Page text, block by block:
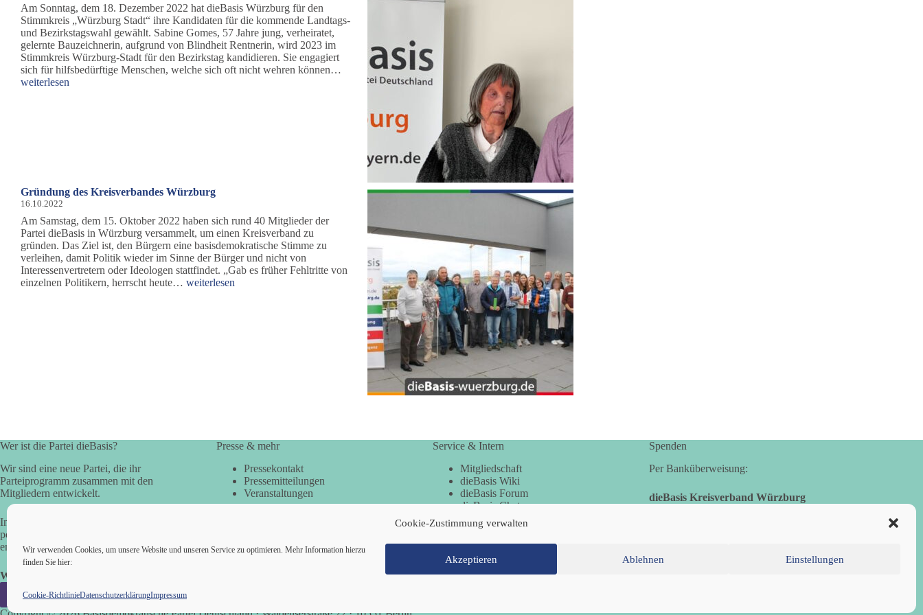
Cookie-Zustimmung verwalten
Wir verwenden Cookies, um unsere Website und unseren Service zu optimieren. Mehr Information hierzu
finden Sie hier:
Akzeptieren Ablehnen Einstellungen
Cookie-RichtlinieDatenschutzerklärungImpressum
Am Sonntag, dem 18. Dezember 2022 hat dieBasis Würzburg für den
Stimmkreis „Würzburg Stadt“ ihre Kandidaten für die kommende Landtags-
und Bezirkstagswahl gewählt. Sabine Gomes, 57 Jahre jung, verheiratet,
gelernte Bauzeichnerin, aufgrund von Blindheit Rentnerin, wird 2023 im
Stimmkreis Würzburg-Stadt für den Bezirkstag kandidieren. Sie engagiert
sich für hilfsbedürftige Menschen, welche sich oft nicht wehren können…
dieBasis
Würzburg-
Landtags-
Bezirkstagskandidaten
weiterlesen
Gründung des Kreisverbandes Würzburg
16.10.2022
Am Samstag, dem 15. Oktober 2022 haben sich rund 40 Mitglieder der
Partei dieBasis in Würzburg versammelt, um einen Kreisverband zu
gründen. Das Ziel ist, den Bürgern eine basisdemokratische Stimme zu
verleihen, damit Politik wieder im Sinne der Bürger und nicht von
Interessenvertretern oder Ideologen stattfindet. „Gab es früher Fehltritte von
einzelnen Politikern, herrscht heute…Gründung
weiterlesen
Wer ist die Partei dieBasis?
Wir sind eine neue Partei, die ihr
Parteiprogramm zusammen mit den
Mitgliedern entwickelt.
In der Basisdemokratie werden die
politischen Fragen direkt vom Volk
entschieden.
Wir alle sind die Basis!
Presse & mehr
Pressekontakt
Pressemitteilungen
Veranstaltungen
Service & Intern
Mitgliedschaft
dieBasis Wiki
dieBasis Forum
dieBasis Chat
dieBasis Merchandising
Cookie-Zustimmung
Spenden
Per Banküberweisung:
dieBasis Kreisverband Würzburg